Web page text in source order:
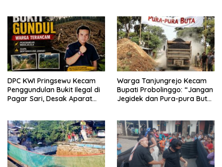
DPC KWI Pringsewu Kecam
Penggundulan Bukit Ilegal di
Pagar Sari, Desak Aparat
Warga Tanjungrejo Kecam
Bupati Probolinggo: “Jangan
Jegidek dan Pura-pura Buta”